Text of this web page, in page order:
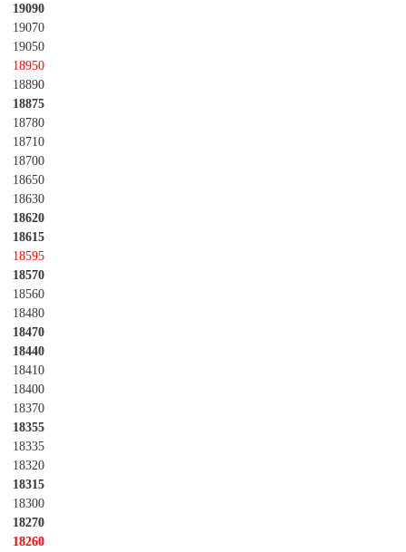
19090
19070
19050
18950
18890
18875
18780
18710
18700
18650
18630
18620
18615
18595
18570
18560
18480
18470
18440
18410
18400
18370
18355
18335
18320
18315
18300
18270
18260